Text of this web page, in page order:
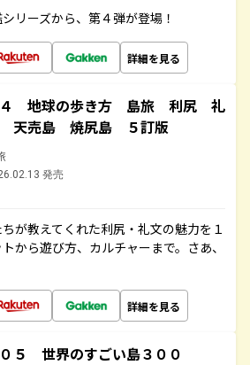
リーズから、第４弾が登場！
詳細を見る
４ 地球の歩き方 島旅 利尻 礼
天売島 焼尻島 ５訂版
発売
が教えてくれた利尻・礼文の魅力を１
から遊び方、カルチャーまで。さあ、
詳細を見る
５ 世界のすごい島３００